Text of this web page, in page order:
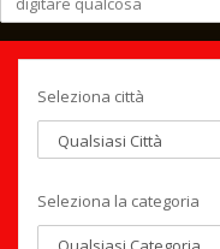
Seleziona città
Seleziona la categoria